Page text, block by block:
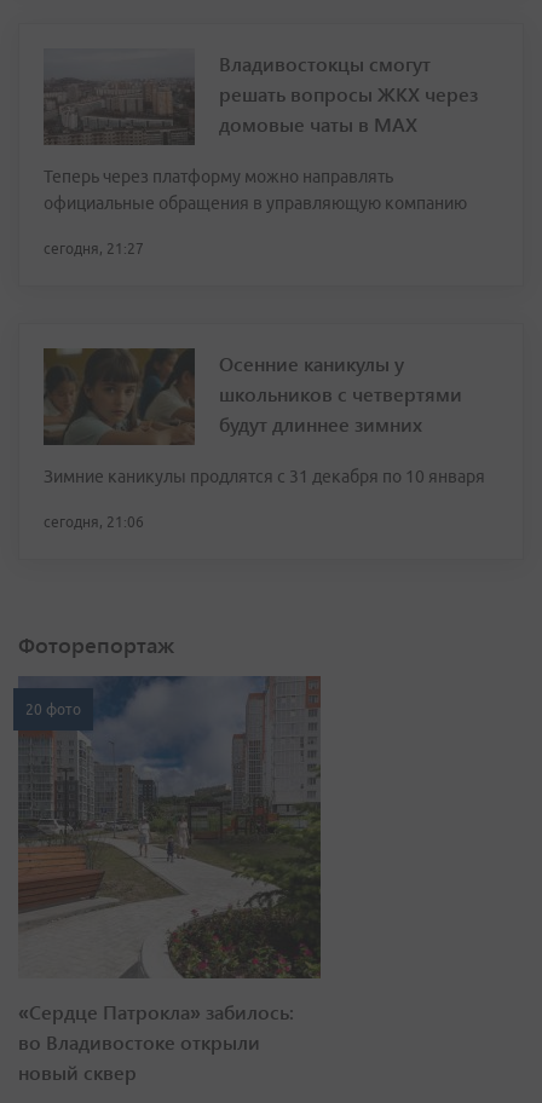
Владивостокцы смогут
решать вопросы ЖКХ через
домовые чаты в МАХ
Теперь через платформу можно направлять
официальные обращения в управляющую компанию
сегодня, 21:27
Осенние каникулы у
школьников с четвертями
будут длиннее зимних
Зимние каникулы продлятся с 31 декабря по 10 января
сегодня, 21:06
Фоторепортаж
20 фото
«Сердце Патрокла» забилось:
во Владивостоке открыли
новый сквер